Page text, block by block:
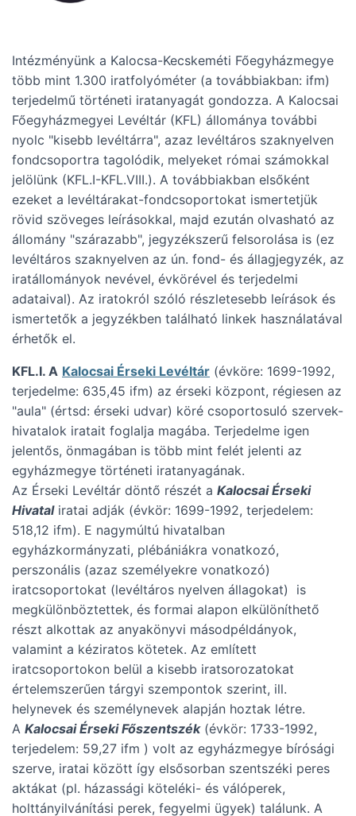
Intézményünk a Kalocsa-Kecskeméti Főegyházmegye
több mint 1.300 iratfolyóméter (a továbbiakban: ifm)
terjedelmű történeti iratanyagát gondozza. A Kalocsai
Főegyházmegyei Levéltár (KFL) állománya további
nyolc "kisebb levéltárra", azaz levéltáros szaknyelven
fondcsoportra tagolódik, melyeket római számokkal
jelölünk (KFL.I-KFL.VIII.). A továbbiakban elsőként
ezeket a levéltárakat-fondcsoportokat ismertetjük
rövid szöveges leírásokkal, majd ezután olvasható az
állomány "szárazabb", jegyzékszerű felsorolása is (ez
levéltáros szaknyelven az ún. fond- és állagjegyzék, az
iratállományok nevével, évkörével és terjedelmi
adataival). Az iratokról szóló részletesebb leírások és
ismertetők a jegyzékben található linkek használatával
érhetők el.
KFL.I. A Kalocsai Érseki Levéltár (évköre: 1699-1992,
terjedelme: 635,45 ifm) az érseki központ, régiesen az
"aula" (értsd: érseki udvar) köré csoportosuló szervek-
hivatalok iratait foglalja magába. Terjedelme igen
jelentős, önmagában is több mint felét jelenti az
egyházmegye történeti iratanyagának.
Az Érseki Levéltár döntő részét a Kalocsai Érseki
Hivataliratai adják (évkör: 1699-1992, terjedelem:
518,12 ifm). E nagymúltú hivatalban
egyházkormányzati, plébániákra vonatkozó,
perszonális (azaz személyekre vonatkozó)
iratcsoportokat (levéltáros nyelven állagokat) is
megkülönböztettek, és formai alapon elkülöníthető
részt alkottak az anyakönyvi másodpéldányok,
valamint a kéziratos kötetek. Az említett
iratcsoportokon belül a kisebb iratsorozatokat
értelemszerűen tárgyi szempontok szerint, ill.
helynevek és személynevek alapján hoztak létre.
A Kalocsai Érseki Főszentszék(évkör: 1733-1992,
terjedelem: 59,27 ifm ) volt az egyházmegye bírósági
szerve, iratai között így elsősorban szentszéki peres
aktákat (pl. házassági köteléki- és válóperek,
holttányilvánítási perek, fegyelmi ügyek) találunk. A